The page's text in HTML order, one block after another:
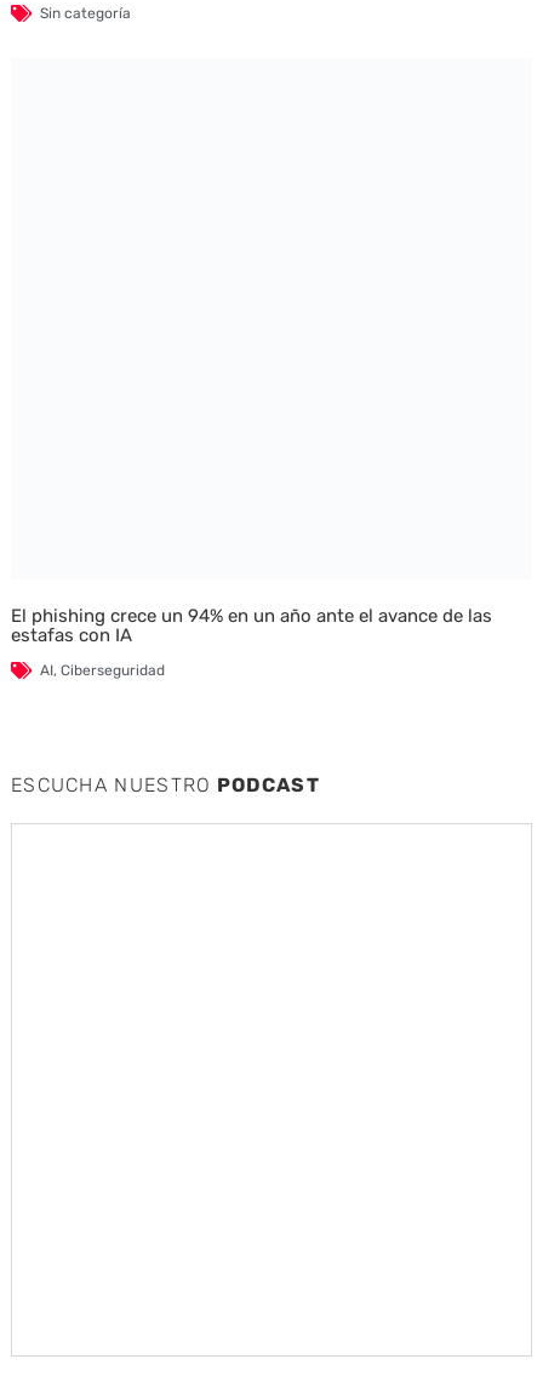
Sin categoría
El phishing crece un 94% en un año ante el avance de las
estafas con IA
AI, Ciberseguridad
ESCUCHA NUESTRO PODCAST